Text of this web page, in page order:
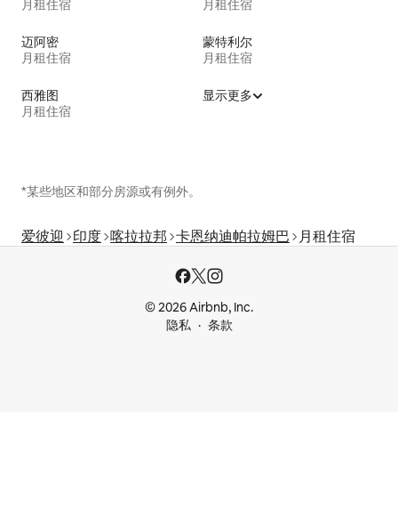
月租住宿 月租住宿
迈阿密
月租住宿
蒙特利尔
月租住宿
西雅图
月租住宿
显示更多
*某些地区和部分房源或有例外。
爱彼迎 印度 喀拉拉邦 卡恩纳迪帕拉姆巴 月租住宿
© 2026 Airbnb, Inc.
隐私
条款